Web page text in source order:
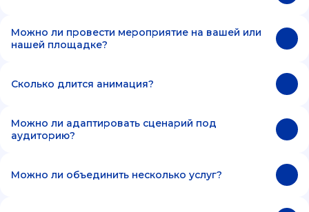
Можно ли провести мероприятие на вашей или
нашей площадке?
Сколько длится анимация?
Можно ли адаптировать сценарий под
аудиторию?
Можно ли объединить несколько услуг?